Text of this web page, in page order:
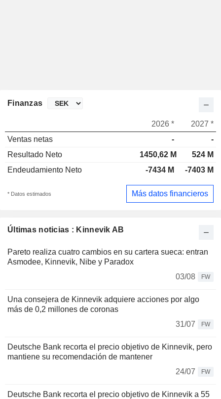
Últimas noticias : Kinnevik AB
Pareto realiza cuatro cambios en su cartera sueca: entran
Asmodee, Kinnevik, Nibe y Paradox
03/08
FW
Una consejera de Kinnevik adquiere acciones por algo
más de 0,2 millones de coronas
31/07
FW
Deutsche Bank recorta el precio objetivo de Kinnevik, pero
mantiene su recomendación de mantener
24/07
FW
Deutsche Bank recorta el precio objetivo de Kinnevik a 55
Finanzas
2026 *
2027 *
Ventas netas
-
-
Resultado Neto
1450,62 M
524 M
Endeudamiento Neto
-7434 M -7403 M
* Datos estimados Más datos financieros